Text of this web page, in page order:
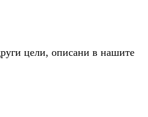
цели, описани в нашите